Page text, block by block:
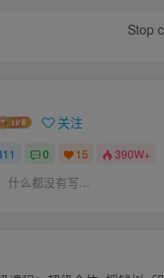
Stop
关注
0 15 390W+
什么都没有写...